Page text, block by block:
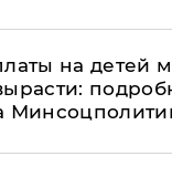
на детей